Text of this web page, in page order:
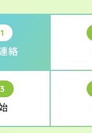
絡